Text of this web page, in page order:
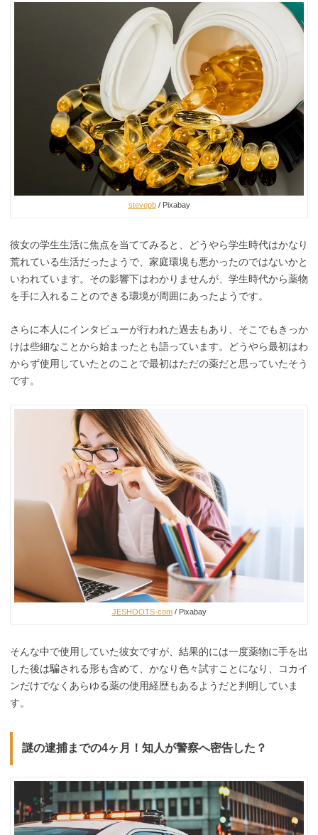
stevepb/ Pixabay
彼女の学生生活に焦点を当ててみると、どうやら学生時代はかなり
荒れている生活だったようで、家庭環境も悪かったのではないかと
いわれています。その影響下はわかりませんが、学生時代から薬物
を手に入れることのできる環境が周囲にあったようです。
さらに本人にインタビューが行われた過去もあり、そこでもきっか
けは些細なことから始まったとも語っています。どうやら最初はわ
からず使用していたとのことで最初はただの薬だと思っていたそう
です。
JESHOOTS-com/ Pixabay
そんな中で使用していた彼女ですが、結果的には一度薬物に手を出
した後は騙される形も含めて、かなり色々試すことになり、コカイ
ンだけでなくあらゆる薬の使用経歴もあるようだと判明していま
す。
謎の逮捕までの4ヶ月！知人が警察へ密告した？